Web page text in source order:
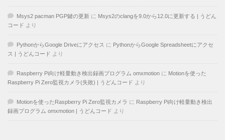
Msys2 pacman PGP鍵の更新 に Msys2のclangを9.0から12.0に更新する | うどん
コード より
PythonからGoogle Driveにアクセス に PythonからGoogle Spreadsheetにアクセ
ス | うどんコード より
Raspberry Pi向け軽量動き検出録画プログラム omxmotion に Motionを使った
Raspberry Pi Zero監視カメラ(失敗) | うどんコード より
Motionを使ったRaspberry Pi Zero監視カメラ に Raspberry Pi向け軽量動き検出
録画プログラム omxmotion | うどんコード より